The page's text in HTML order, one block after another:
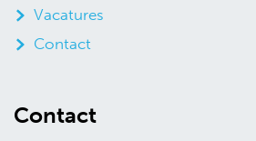
Vacatures
Contact
Contact